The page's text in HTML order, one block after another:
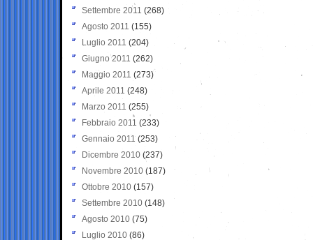
Settembre 2011 (268)
Agosto 2011 (155)
Luglio 2011 (204)
Giugno 2011 (262)
Maggio 2011 (273)
Aprile 2011 (248)
Marzo 2011 (255)
Febbraio 2011 (233)
Gennaio 2011 (253)
Dicembre 2010 (237)
Novembre 2010 (187)
Ottobre 2010 (157)
Settembre 2010 (148)
Agosto 2010 (75)
Luglio 2010 (86)